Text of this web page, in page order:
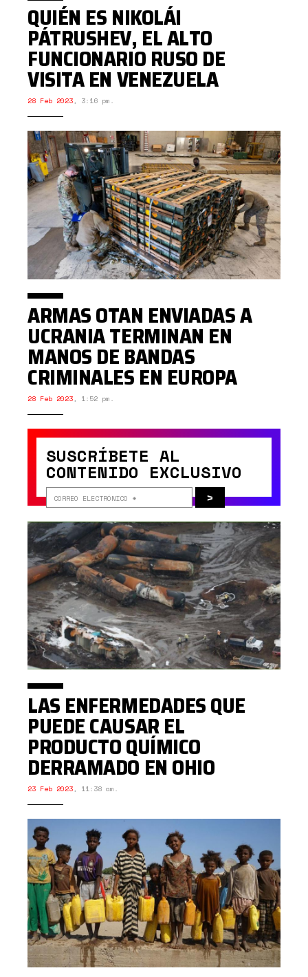
QUIÉN ES NIKOLÁI
PÁTRUSHEV, EL ALTO
FUNCIONARIO RUSO DE
VISITA EN VENEZUELA
28 Feb 2023, 3:16 pm.
SUSCRÍBETE AL
CONTENIDO EXCLUSIVO
>
ARMAS OTAN ENVIADAS A
UCRANIA TERMINAN EN
MANOS DE BANDAS
CRIMINALES EN EUROPA
28 Feb 2023, 1:52 pm.
LAS ENFERMEDADES QUE
PUEDE CAUSAR EL
PRODUCTO QUÍMICO
DERRAMADO EN OHIO
23 Feb 2023, 11:38 am.